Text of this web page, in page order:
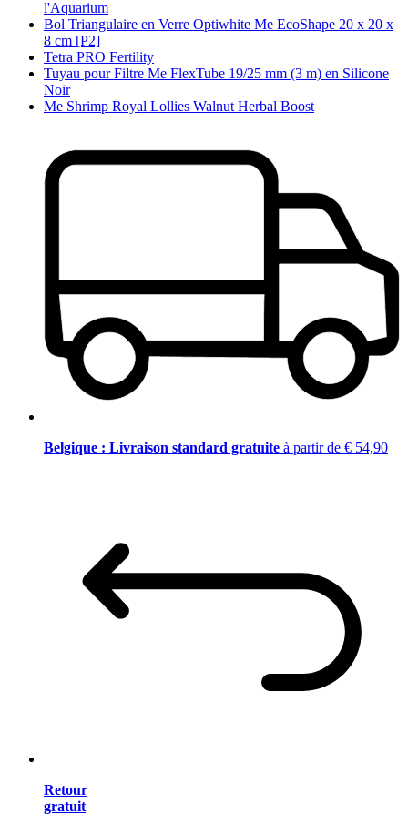
l'Aquarium
Bol Triangulaire en Verre Optiwhite Me EcoShape 20 x 20 x
8 cm [P2]
Tetra PRO Fertility
Tuyau pour Filtre Me FlexTube 19/25 mm (3 m) en Silicone
Noir
Me Shrimp Royal Lollies Walnut Herbal Boost
Belgique : Livraison standard gratuite à partir de € 54,90
Retour
gratuit